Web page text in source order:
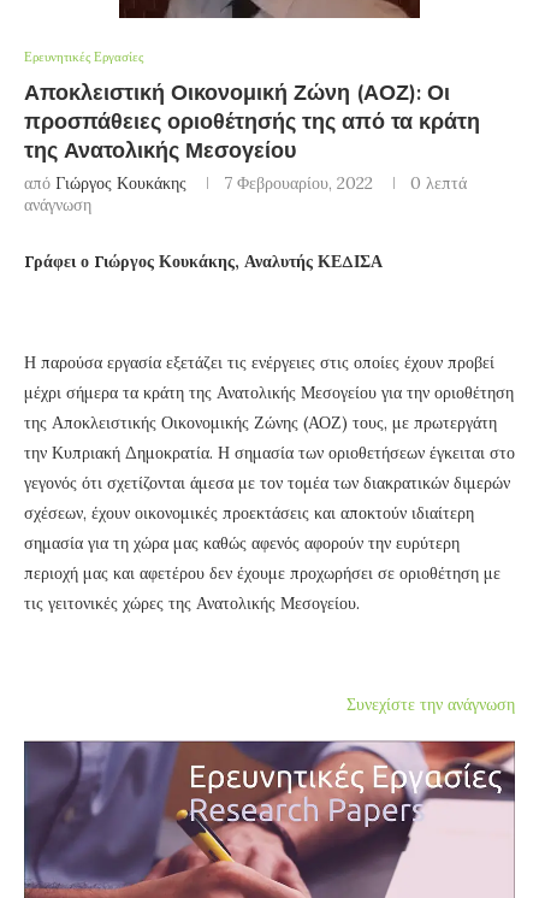
Ερευνητικές Εργασίες
Αποκλειστική Οικονομική Ζώνη (ΑΟΖ): Οι
προσπάθειες οριοθέτησής της από τα κράτη
της Ανατολικής Μεσογείου
από Γιώργος Κουκάκης 7 Φεβρουαρίου, 2022
0 λεπτά
ανάγνωση
Γράφει ο Γιώργος Κουκάκης, Αναλυτής ΚΕΔΙΣΑ
Η παρούσα εργασία εξετάζει τις ενέργειες στις οποίες έχουν προβεί
μέχρι σήμερα τα κράτη της Ανατολικής Μεσογείου για την οριοθέτηση
της Αποκλειστικής Οικονομικής Ζώνης (ΑΟΖ) τους, με πρωτεργάτη
την Κυπριακή Δημοκρατία. Η σημασία των οριοθετήσεων έγκειται στο
γεγονός ότι σχετίζονται άμεσα με τον τομέα των διακρατικών διμερών
σχέσεων, έχουν οικονομικές προεκτάσεις και αποκτούν ιδιαίτερη
σημασία για τη χώρα μας καθώς αφενός αφορούν την ευρύτερη
περιοχή μας και αφετέρου δεν έχουμε προχωρήσει σε οριοθέτηση με
τις γειτονικές χώρες της Ανατολικής Μεσογείου.
Συνεχίστε την ανάγνωση